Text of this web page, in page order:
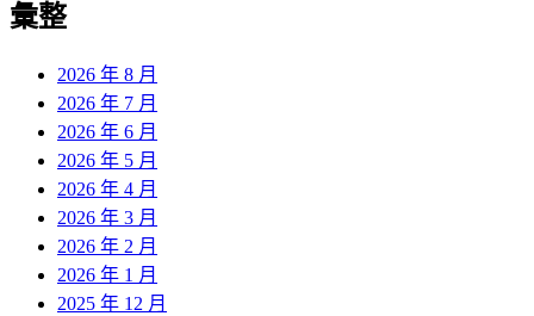
彙整
2026 年 8 月
2026 年 7 月
2026 年 6 月
2026 年 5 月
2026 年 4 月
2026 年 3 月
2026 年 2 月
2026 年 1 月
2025 年 12 月